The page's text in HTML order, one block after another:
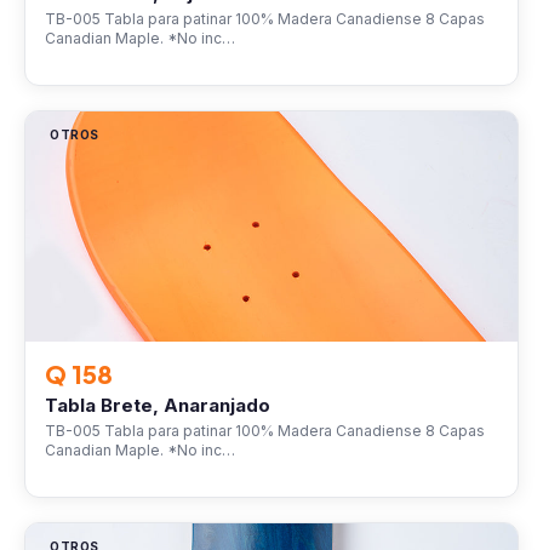
TB-005 Tabla para patinar 100% Madera Canadiense 8 Capas
Canadian Maple. *No inc…
OTROS
Q 158
Tabla Brete, Anaranjado
TB-005 Tabla para patinar 100% Madera Canadiense 8 Capas
Canadian Maple. *No inc…
OTROS